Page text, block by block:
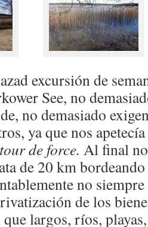
excursión de
See, no
no demasiado
ya que nos
tour de force. Al final
de 20 km
no
de los
largos, ríos,